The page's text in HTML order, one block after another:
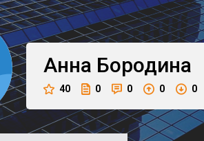
Анна Бородина
40 0 0 0 0